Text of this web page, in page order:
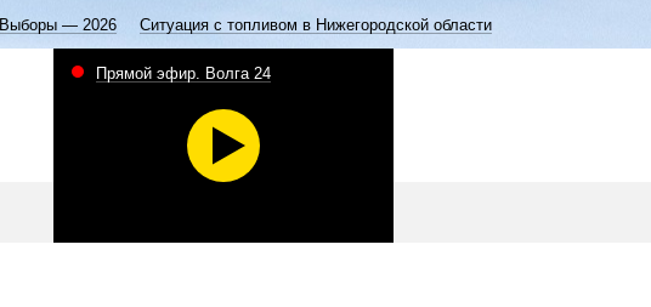
Выборы — 2026 Ситуация с топливом в Нижегородской области
Прямой эфир. Волга 24